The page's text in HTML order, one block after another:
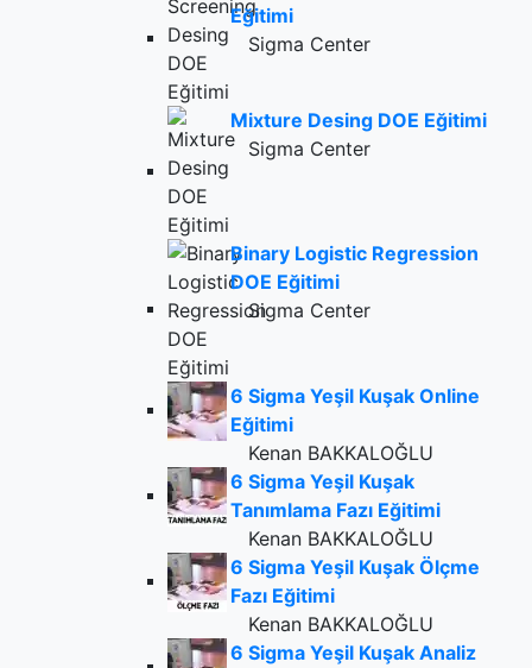
Eğitimi
Sigma Center
Mixture Desing DOE Eğitimi
Sigma Center
Binary Logistic Regression
DOE Eğitimi
Sigma Center
6 Sigma Yeşil Kuşak Online
Eğitimi
Kenan BAKKALOĞLU
6 Sigma Yeşil Kuşak
Tanımlama Fazı Eğitimi
Kenan BAKKALOĞLU
6 Sigma Yeşil Kuşak Ölçme
Fazı Eğitimi
Kenan BAKKALOĞLU
6 Sigma Yeşil Kuşak Analiz